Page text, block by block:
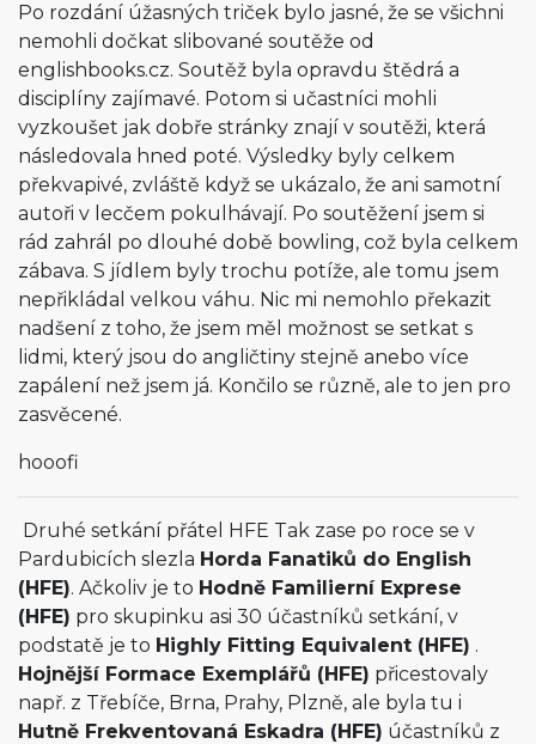
Po rozdání úžasných triček bylo jasné, že se všichni
nemohli dočkat slibované soutěže od
englishbooks.cz. Soutěž byla opravdu štědrá a
disciplíny zajímavé. Potom si učastníci mohli
vyzkoušet jak dobře stránky znají v soutěži, která
následovala hned poté. Výsledky byly celkem
překvapivé, zvláště když se ukázalo, že ani samotní
autoři v lecčem pokulhávají. Po soutěžení jsem si
rád zahrál po dlouhé době bowling, což byla celkem
zábava. S jídlem byly trochu potíže, ale tomu jsem
nepřikládal velkou váhu. Nic mi nemohlo překazit
nadšení z toho, že jsem měl možnost se setkat s
lidmi, který jsou do angličtiny stejně anebo více
zapálení než jsem já. Končilo se různě, ale to jen pro
zasvěcené.
hooofi
Druhé setkání přátel HFE Tak zase po roce se v
Pardubicích slezla Horda Fanatiků do English
(HFE). Ačkoliv je to Hodně Familierní Exprese
(HFE) pro skupinku asi 30 účastníků setkání, v
podstatě je to Highly Fitting Equivalent (HFE) .
Hojnější Formace Exemplářů (HFE) přicestovaly
např. z Třebíče, Brna, Prahy, Plzně, ale byla tu i
Hutně Frekventovaná Eskadra (HFE) účastníků z